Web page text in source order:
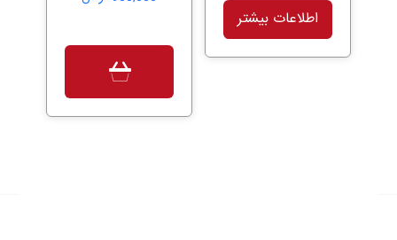
اطلاعات بیشتر